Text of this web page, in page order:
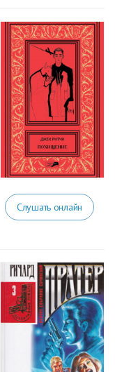
Слушать онлайн